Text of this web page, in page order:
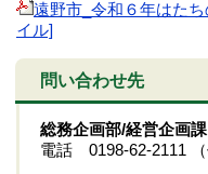
遠野市_令和６年はた
イル]
問い合わせ先
総務企画部/経営企画課
電話 0198-62-2111 （